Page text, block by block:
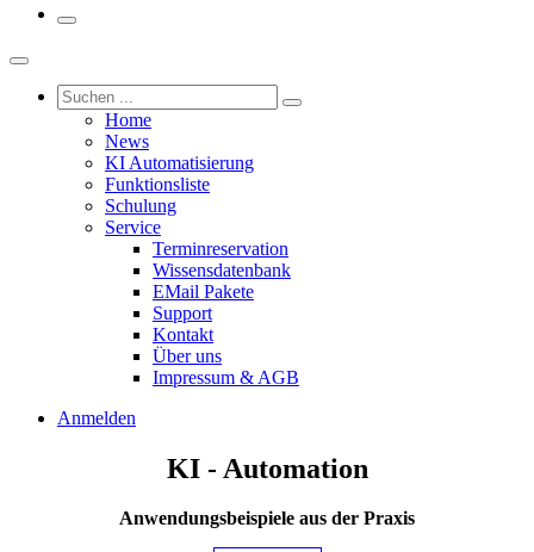
Home
News
KI Automatisierung
Funktionsliste
Schulung
Service
Terminreservation
Wissensdatenbank
EMail Pakete
Support
Kontakt
Über uns
Impressum & AGB
Anmelden
KI - Automation
Anwendungsbeispiele aus der Praxis